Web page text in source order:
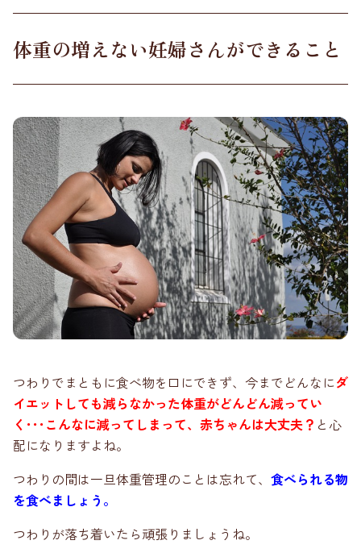
体重の増えない妊婦さんができること
つわりでまともに食べ物を口にできず、今までどんなにダ
イエットしても減らなかった体重がどんどん減ってい
く･･･こんなに減ってしまって、赤ちゃんは大丈夫？ と心
配になりますよね。
つわりの間は一旦体重管理のことは忘れて、 食べられる物
を食べましょう。
つわりが落ち着いたら頑張りましょうね。